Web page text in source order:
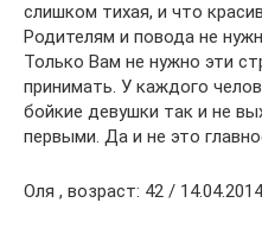
слишком тихая, и что
Родителям и повода не
Только Вам не нужно эти
принимать. У каждого
бойкие девушки так и не
первыми. Да и не это
Оля , возраст: 42 / 14.04.2014